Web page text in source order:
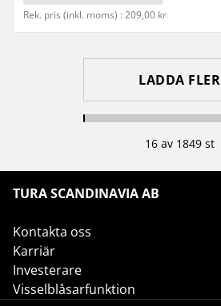
Rek. pris (inkl. moms) : 209,00 kr
LADDA FLER
16 av 1849 st
TURA SCANDINAVIA AB
Kontakta oss
Karriär
Investerare
Visselblåsarfunktion